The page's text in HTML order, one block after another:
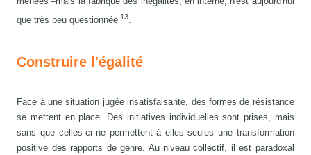
que très peu questionnée13.
Construire l'égalité
Face à une situation jugée insatisfaisante, des formes de résistance
se mettent en place. Des initiatives individuelles sont prises, mais
sans que celles-ci ne permettent à elles seules une transformation
positive des rapports de genre. Au niveau collectif, il est paradoxal